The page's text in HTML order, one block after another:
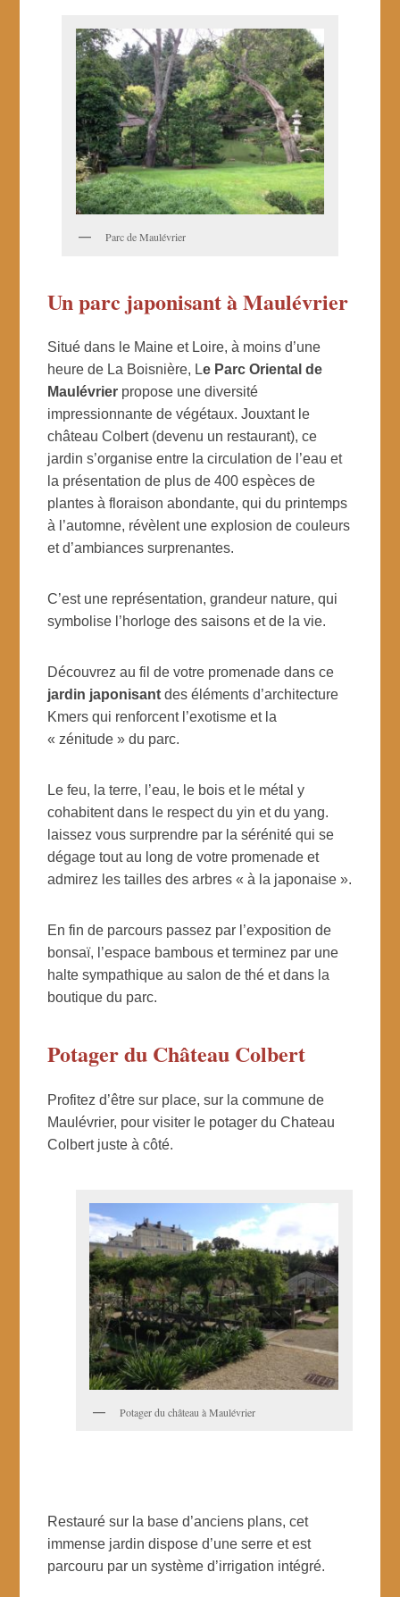
Parc de Maulévrier
Un parc japonisant à Maulévrier
Situé dans le Maine et Loire, à moins d’une
heure de La Boisnière, Le Parc Oriental de
Maulévrier propose une diversité
impressionnante de végétaux. Jouxtant le
château Colbert (devenu un restaurant), ce
jardin s’organise entre la circulation de l’eau et
la présentation de plus de 400 espèces de
plantes à floraison abondante, qui du printemps
à l’automne, révèlent une explosion de couleurs
et d’ambiances surprenantes.
C’est une représentation, grandeur nature, qui
symbolise l’horloge des saisons et de la vie.
Découvrez au fil de votre promenade dans ce
jardin japonisant des éléments d’architecture
Kmers qui renforcent l’exotisme et la
« zénitude » du parc.
Le feu, la terre, l’eau, le bois et le métal y
cohabitent dans le respect du yin et du yang.
laissez vous surprendre par la sérénité qui se
dégage tout au long de votre promenade et
admirez les tailles des arbres « à la japonaise ».
En fin de parcours passez par l’exposition de
bonsaï, l’espace bambous et terminez par une
halte sympathique au salon de thé et dans la
boutique du parc.
Potager du Château Colbert
Profitez d’être sur place, sur la commune de
Maulévrier, pour visiter le potager du Chateau
Colbert juste à côté.
Potager du château à Maulévrier
Restauré sur la base d’anciens plans, cet
immense jardin dispose d’une serre et est
parcouru par un système d’irrigation intégré.